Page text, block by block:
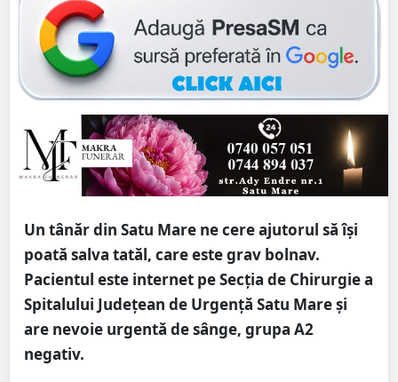
Un tânăr din Satu Mare ne cere ajutorul să își
poată salva tatăl, care este grav bolnav.
Pacientul este internet pe Secția de Chirurgie a
Spitalului Județean de Urgență Satu Mare și
are nevoie urgentă de sânge, grupa A2
negativ.